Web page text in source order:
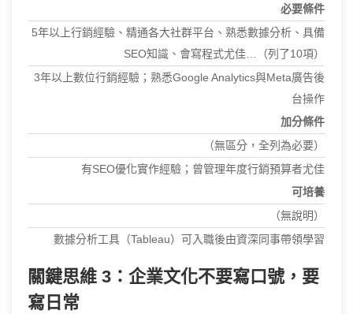
必要條件
5年以上行銷經驗、精通各大社群平台、熟悉數據分析、具備
SEO知識、會寫程式尤佳…（列了10項）
3年以上數位行銷經驗；熟悉Google Analytics與Meta廣告後
台操作
加分條件
（無區分，全列為必要）
有SEO優化實作經驗；曾管理年度行銷預算者尤佳
可培養
（無說明）
數據分析工具（Tableau）可入職後由資深同事帶領學習
關鍵思維 3：企業文化不要寫口號，要
寫日常